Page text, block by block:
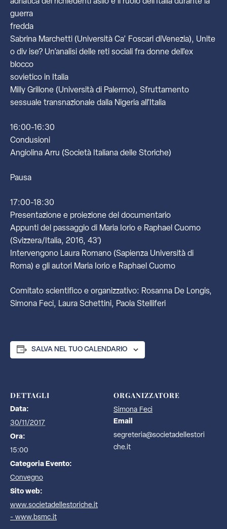
guerra
fredda
Sabrina Marchetti (Università Ca’ Foscari diVenezia), Unite
o div ise? Un’analisi delle reti sociali fra donne dell’ex
blocco
sovietico in Italia
Milly Grillone (Università di Palermo), Sfruttamento
sessuale transnazionale dalla Nigeria all’Italia
16:00-16:30
Condusioni
Angiolina Arru (Società Italiana delle Storiche)
Pausa
17:00-18:30
Presentazione e proiezione del documentario
Appunti del passaggio di Maria Iorio e Raphael Cuomo
(Svizzera/Italia, 2016, 43′)
Intervengono Laura Romano (Sapienza Università di
Roma) e gli autori Maria Iorio e Raphael Cuomo
Comitato scientifico e organizzativo: Rosanna De Longis,
Simona Feci, Laura Schettini, Paola Stelliferi
SALVA NEL TUO CALENDARIO
DETTAGLI
Data:
30/11/2017
Ora:
15:00
Categoria Evento:
Convegno
Sito web:
www.societadellestoriche.it
- www.bsmc.it
ORGANIZZATORE
Simona Feci
Email
segreteria@societadellestori
che.it